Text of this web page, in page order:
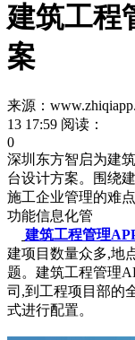
建筑工程
案
来源：
13 17:59 阅读：
0
深圳东方智启为建
台设计方案。围绕
施工企业管理的难
功能信息化管
建筑工程管理
建项目数量众多,地
题。建筑工程管理
司,到工程项目部的
式进行配置。